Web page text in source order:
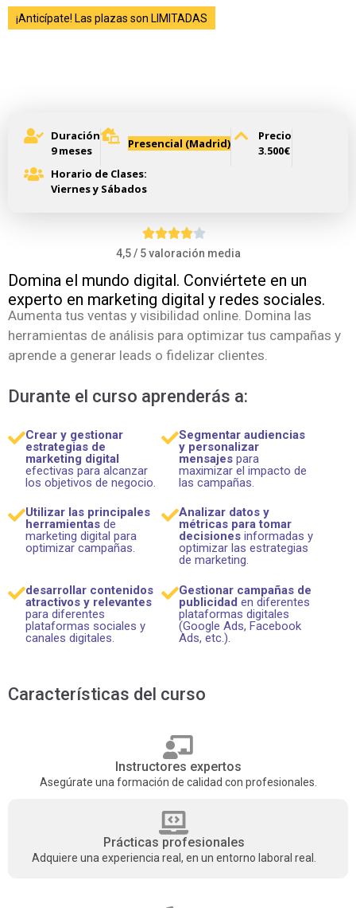
¡Anticípate! Las plazas son LIMITADAS
Duración
9 meses
Presencial (Madrid)
Precio
3.500€
Horario de Clases:
Viernes y Sábados
4,5 / 5 valoración media
Domina el mundo digital. Conviértete en un
experto en marketing digital y redes sociales.
Aumenta tus ventas y visibilidad online. Domina las
herramientas de análisis para optimizar tus campañas y
aprende a generar leads o fidelizar clientes.
Durante el curso aprenderás a:
Crear y gestionar
estrategias de
marketing digital
efectivas para alcanzar
los objetivos de negocio.
Segmentar audiencias
y personalizar
mensajespara
maximizar el impacto de
las campañas.
Utilizar las principales
herramientas de
marketing digital para
optimizar campañas.
Analizar datos y
métricas para tomar
decisionesinformadas y
optimizar las estrategias
de marketing.
desarrollar contenidos
atractivos y relevantes
para diferentes
plataformas sociales y
canales digitales.
Gestionar campañas de
publicidad en diferentes
plataformas digitales
(Google Ads, Facebook
Ads, etc.).
Características del curso
Instructores expertos
Asegúrate una formación de calidad con profesionales.
Prácticas profesionales
Adquiere una experiencia real, en un entorno laboral real.